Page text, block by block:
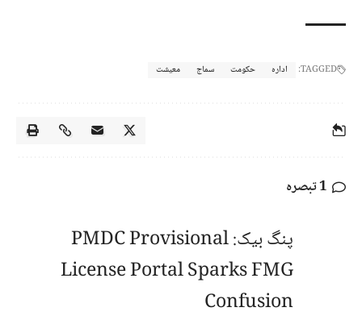
TAGGED: ادارہ حکومت سماج معیشت
1 تبصرہ
پنگ بیک:PMDC Provisional
License Portal Sparks FMG
Confusion